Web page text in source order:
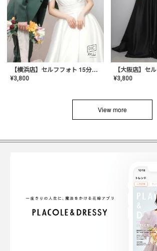
【横浜店】セルフフォト 15分撮り放題プラン
¥3,800 ¥3,800
View more